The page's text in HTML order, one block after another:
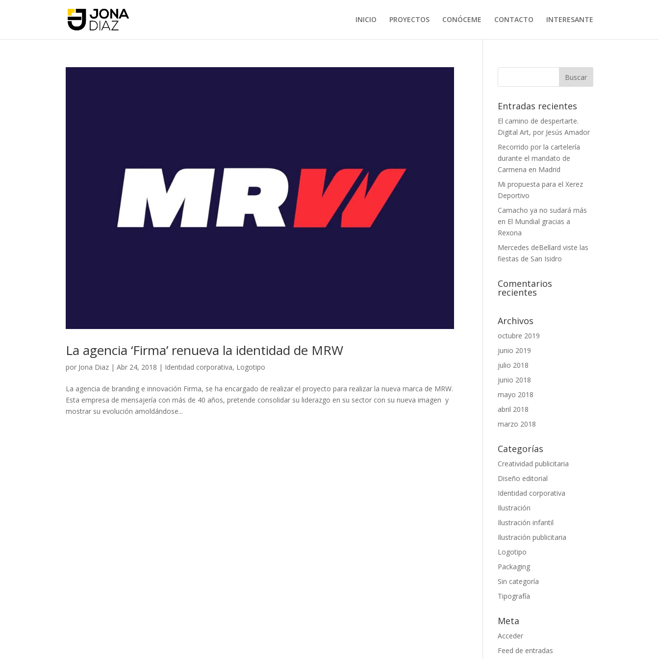
INICIO PROYECTOS CONÓCEME CONTACTO INTERESANTE
La agencia ‘Firma’ renueva la identidad de MRW
por Jona Diaz |Abr 24, 2018 | Identidad corporativa, Logotipo
La agencia de branding e innovación Firma, se ha encargado de realizar el proyecto para realizar la nueva marca de MRW.
Esta empresa de mensajería con más de 40 años, pretende consolidar su liderazgo en su sector con su nueva imagen y
mostrar su evolución amoldándose...
Entradas recientes
El camino de despertarte.
Digital Art, por Jesús Amador
Recorrido por la cartelería
durante el mandato de
Carmena en Madrid
Mi propuesta para el Xerez
Deportivo
Camacho ya no sudará más
en El Mundial gracias a
Rexona
Mercedes deBellard viste las
fiestas de San Isidro
Comentarios
recientes
Archivos
octubre 2019
junio 2019
julio 2018
junio 2018
mayo 2018
abril 2018
marzo 2018
Categorías
Creatividad publicitaria
Diseño editorial
Identidad corporativa
Ilustración
Ilustración infantil
Ilustración publicitaria
Logotipo
Packaging
Sin categoría
Tipografía
Meta
Acceder
Feed de entradas